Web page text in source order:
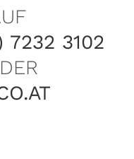
7232 3102